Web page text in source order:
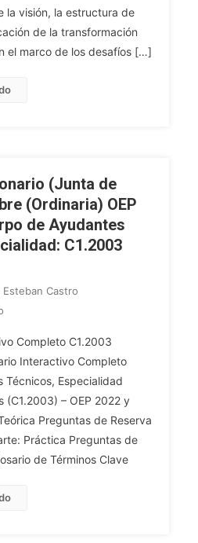
De
Andalucía
Para
El
Ciudadano
la visión, la estructura de
de la transformación
el marco de los desafíos […]
(Junta de
(Ordinaria) OEP
de Ayudantes
C1.2003
Esteban Castro
Funcionario
(Junta
De
Andalucía)
–
Libre
(Ordinaria)
Completo C1.2003
Interactivo Completo
Técnicos, Especialidad
(C1.2003) – OEP 2022 y
Preguntas de Reserva
Práctica Preguntas de
de Términos Clave